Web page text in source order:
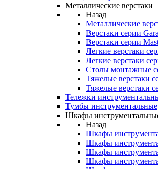
Металлические верстаки
Назад
Металлические
Верстаки серии
Верстаки серии
Легкие верстаки
Легкие верстаки
Столы монтажные
Тяжелые верстаки
Тяжелые верстаки
Тележки
Тумбы инструментальные
Шкафы
Назад
Шкафы
Шкафы
Шкафы
Шкафы